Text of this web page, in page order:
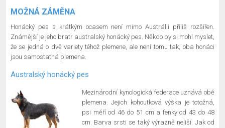
MOŽNÁ ZÁMĚNA
Honácký pes s krátkým ocasem není mimo Austrálii příliš rozšířen.
Známější je jeho bratr australský honácký pes. Někdo by si mohl myslet,
že se jedná o dvě variety téhož plemene, ale není tomu tak, oba honáci
jsou samostatná plemena.
Australský honácký pes
Mezinárodní kynologická federace uznává obě
plemena. Jejich kohoutková výška je totožná,
psi měří od 46 do 51 cm a fenky od 43 do 48
cm. Barva srsti se taký výrazně neliší. Jak od